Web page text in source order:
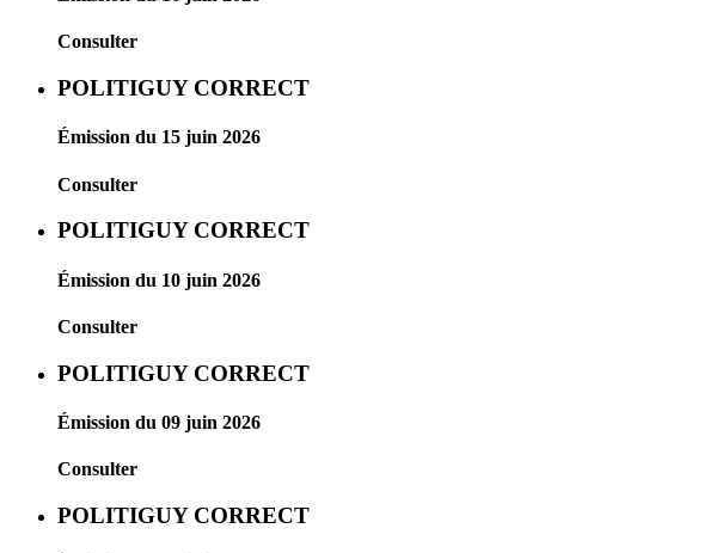
Consulter
POLITIGUY CORRECT
Émission du 15 juin 2026
Consulter
POLITIGUY CORRECT
Émission du 10 juin 2026
Consulter
POLITIGUY CORRECT
Émission du 09 juin 2026
Consulter
POLITIGUY CORRECT